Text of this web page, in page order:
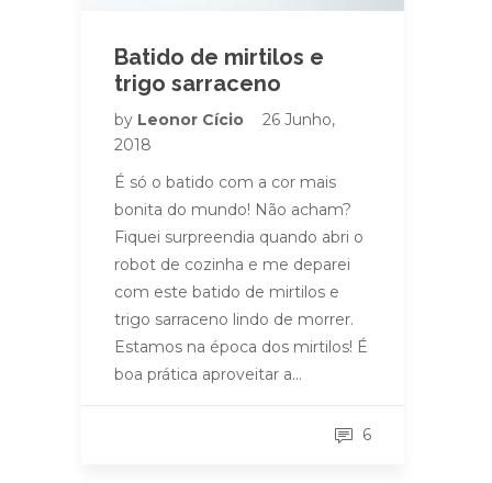
Batido de mirtilos e
trigo sarraceno
by Leonor Cício
26 Junho,
2018
É só o batido com a cor mais
bonita do mundo! Não acham?
Fiquei surpreendia quando abri o
robot de cozinha e me deparei
com este batido de mirtilos e
trigo sarraceno lindo de morrer.
Estamos na época dos mirtilos! É
boa prática aproveitar a…
6